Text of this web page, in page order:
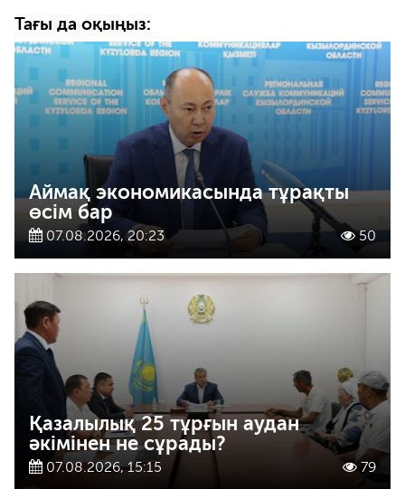
Тағы да оқыңыз:
Аймақ экономикасында тұрақты
өсім бар
07.08.2026, 20:23 50
Қазалылық 25 тұрғын аудан
әкімінен не сұрады?
07.08.2026, 15:15 79